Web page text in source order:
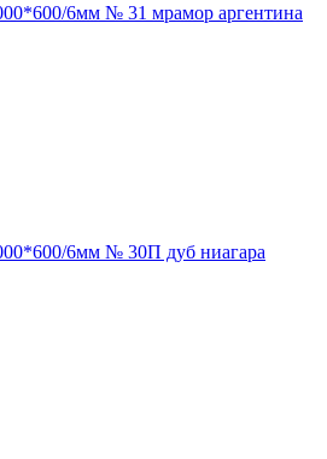
6мм № 31 мрамор аргентина
6мм № 30П дуб ниагара